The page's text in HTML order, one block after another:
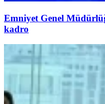
Emniyet Genel
kadro